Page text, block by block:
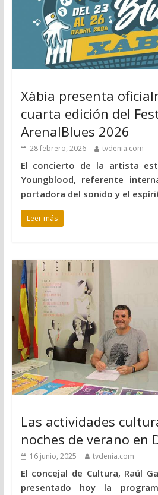
Xàbia presenta
cuarta edición del
ArenalBlues 2026
28 febrero, 2026 tvdenia.com
El concierto de la artista
Youngblood, referente
portadora del sonido y el
Leer más
Las actividades
noches de verano en
16 junio, 2025 tvdenia.com
El concejal de Cultura, Raúl
presentado hoy la